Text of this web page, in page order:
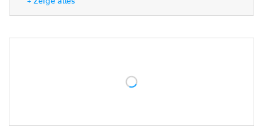
Vorkommen und Entwicklung
Gelenkknorpel